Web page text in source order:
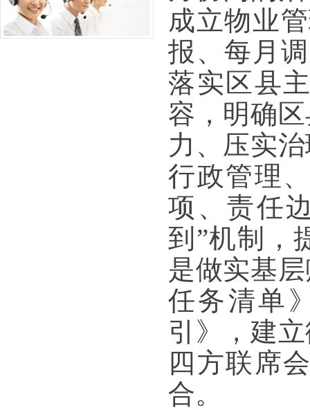
成立物业
报、每月
落实区县
容，明确
力、压实
行政管理
项、责任
到”机制，
是做实基
任务清单
引》，建
四方联席
合。